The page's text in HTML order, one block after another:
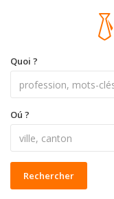
Quoi ?
Oú ?
Rechercher